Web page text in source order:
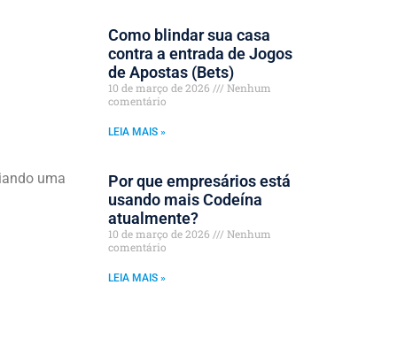
uma
Como blindar sua casa
contra a entrada de Jogos
de Apostas (Bets)
10 de março de 2026
Nenhum
comentário
LEIA MAIS »
Por que empresários está
usando mais Codeína
atualmente?
10 de março de 2026
Nenhum
comentário
LEIA MAIS »